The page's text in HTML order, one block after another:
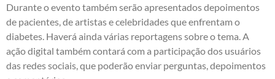
Durante o evento também serão apresentados depoimentos
de pacientes, de artistas e celebridades que enfrentam o
diabetes. Haverá ainda várias reportagens sobre o tema. A
ação digital também contará com a participação dos usuários
das redes sociais, que poderão enviar perguntas, depoimentos